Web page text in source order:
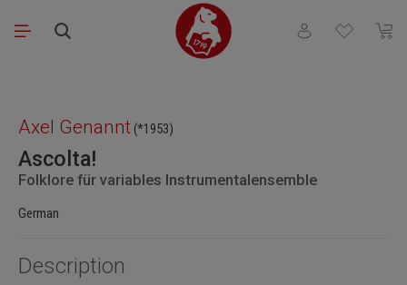
Skip to main content
You have 0
Axel Genannt (*1953)
Ascolta!
Folklore für variables Instrumentalensemble
German
Description